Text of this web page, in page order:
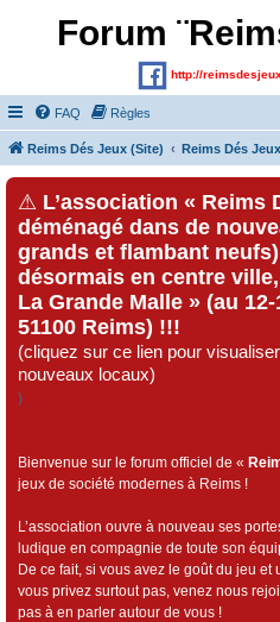
Forum
http://
FAQ Règles
Reims Dés Jeux (Site) Reims Dés
⚠ L’association « Reims
déménagé dans de
grands et flambant
désormais en centre
La Grande Malle » (au
51100 Reims) !!!
(cliquez sur ce lien pour
nouveaux locaux)
)
Bienvenue sur le forum officiel de «
jeux de société modernes à Reims !
L’association ouvre à nouveau ses
ludique en compagnie de toute son
De ce fait, si vous avez le goût du jeu
vous privez surtout pas, venez nous
pas à en parler autour de vous !